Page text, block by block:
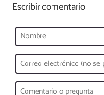
Escribir comentario